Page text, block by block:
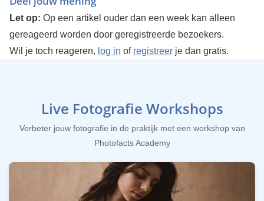
Let op: Op een artikel ouder dan een week kan alleen
gereageerd worden door geregistreerde bezoekers.
Wil je toch reageren, log in of registreerje dan gratis.
Live Fotografie Workshops
Verbeter jouw fotografie in de praktijk met een workshop van
Photofacts Academy